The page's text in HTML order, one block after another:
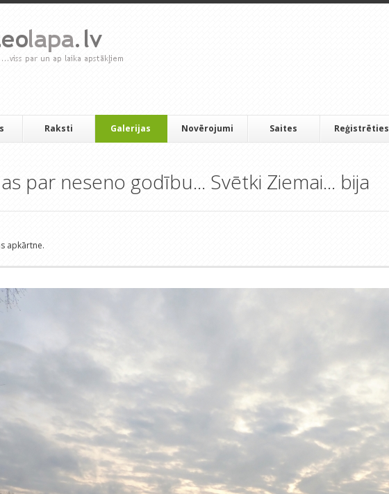
Raksti Galerijas Novērojumi Saites Reģistrēties
par neseno godību... Svētki Ziemai... bija
apkārtne.